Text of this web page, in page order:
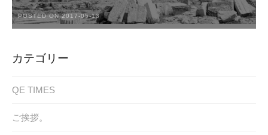
POSTED ON 2017-05-13
カテゴリー
QE TIMES
ご挨拶。